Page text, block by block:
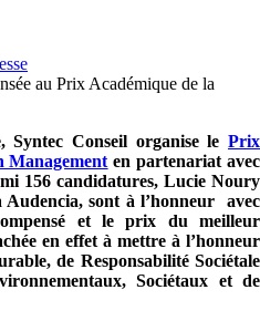
Syntec Conseil organise le Prix
Management en partenariat avec
156 candidatures, Lucie Noury
Audencia, sont à l’honneur avec
et le prix du meilleur
en effet à mettre à l’honneur
de Responsabilité Sociétale
Sociétaux et de